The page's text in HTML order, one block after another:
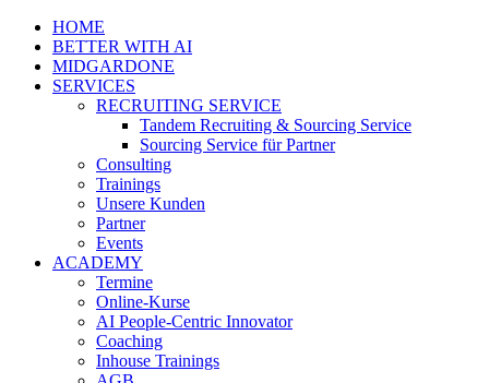
HOME
BETTER WITH AI
MIDGARDONE
SERVICES
RECRUITING SERVICE
Tandem Recruiting & Sourcing Service
Sourcing Service für Partner
Consulting
Trainings
Unsere Kunden
Partner
Events
ACADEMY
Termine
Online-Kurse
AI People-Centric Innovator
Coaching
Inhouse Trainings